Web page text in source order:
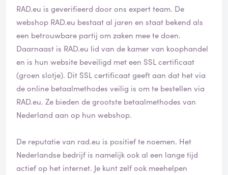
RAD.eu is geverifieerd door ons expert team. De
webshop RAD.eu bestaat al jaren en staat bekend als
een betrouwbare partij om zaken mee te doen.
Daarnaast is RAD.eu lid van de kamer van koophandel
en is hun website beveiligd met een SSL certificaat
(groen slotje). Dit SSL certificaat geeft aan dat het via
de online betaalmethodes veilig is om te bestellen via
RAD.eu. Ze bieden de grootste betaalmethodes van
Nederland aan op hun webshop.
De reputatie van rad.eu is positief te noemen. Het
Nederlandse bedrijf is namelijk ook al een lange tijd
actief op het internet. Je kunt zelf ook meehelpen